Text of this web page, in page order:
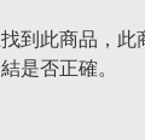
到此商品，此
是否正確。